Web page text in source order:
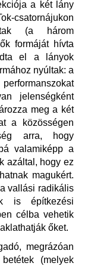
a két lány
csatornájukon
(a három
formáját hívta
el a lányok
nyúltak: a
jelenségként
meg a két
a közösségen
arra, hogy
valamiképp a
azáltal, hogy ez
magukért.
vallási radikális
is építkezési
célba vehetik
őket.
megrázóan
(melyek